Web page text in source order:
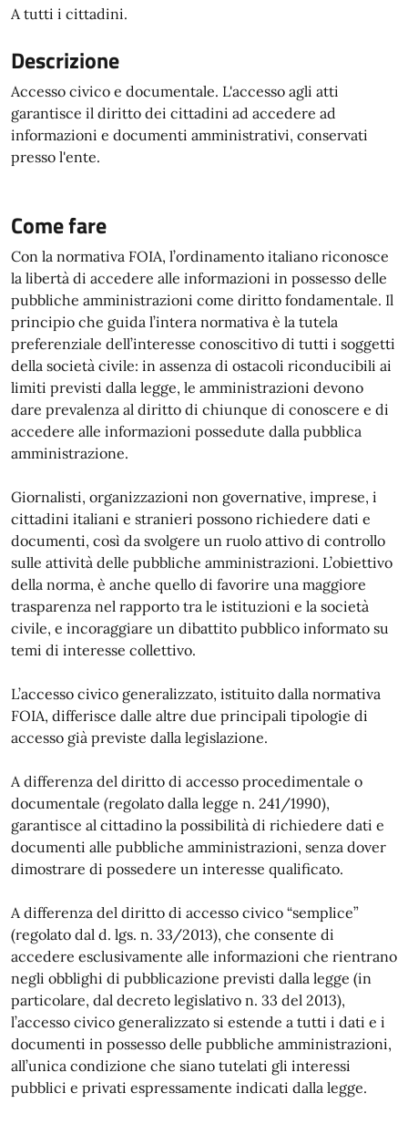
A tutti i cittadini.
Descrizione
Accesso civico e documentale. L'accesso agli atti
garantisce il diritto dei cittadini ad accedere ad
informazioni e documenti amministrativi, conservati
presso l'ente.
Come fare
Con la normativa FOIA, l’ordinamento italiano riconosce
la libertà di accedere alle informazioni in possesso delle
pubbliche amministrazioni come diritto fondamentale. Il
principio che guida l’intera normativa è la tutela
preferenziale dell’interesse conoscitivo di tutti i soggetti
della società civile: in assenza di ostacoli riconducibili ai
limiti previsti dalla legge, le amministrazioni devono
dare prevalenza al diritto di chiunque di conoscere e di
accedere alle informazioni possedute dalla pubblica
amministrazione.
Giornalisti, organizzazioni non governative, imprese, i
cittadini italiani e stranieri possono richiedere dati e
documenti, così da svolgere un ruolo attivo di controllo
sulle attività delle pubbliche amministrazioni. L’obiettivo
della norma, è anche quello di favorire una maggiore
trasparenza nel rapporto tra le istituzioni e la società
civile, e incoraggiare un dibattito pubblico informato su
temi di interesse collettivo.
L’accesso civico generalizzato, istituito dalla normativa
FOIA, differisce dalle altre due principali tipologie di
accesso già previste dalla legislazione.
A differenza del diritto di accesso procedimentale o
documentale (regolato dalla legge n. 241/1990),
garantisce al cittadino la possibilità di richiedere dati e
documenti alle pubbliche amministrazioni, senza dover
dimostrare di possedere un interesse qualificato.
A differenza del diritto di accesso civico “semplice”
(regolato dal d. lgs. n. 33/2013), che consente di
accedere esclusivamente alle informazioni che rientrano
negli obblighi di pubblicazione previsti dalla legge (in
particolare, dal decreto legislativo n. 33 del 2013),
l’accesso civico generalizzato si estende a tutti i dati e i
documenti in possesso delle pubbliche amministrazioni,
all’unica condizione che siano tutelati gli interessi
pubblici e privati espressamente indicati dalla legge.